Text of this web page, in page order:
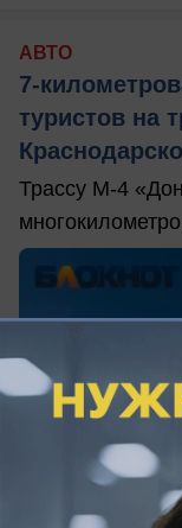
АВТО
7-
туристов на
Трассу М-4